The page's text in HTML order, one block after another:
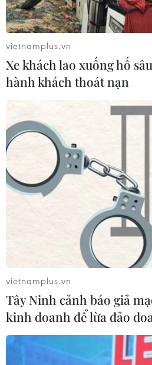
Mưa lớn kéo dài gây thiệt hại
15 tỷ đồng tại Tuyên Quang
06/08/2026 03:03
Quảng Trị ưu tiên đầu tư hoàn
hệ thống xử lý nước thải cụm
nghiệp
06/08/2026 03:03
Pháp mở các điểm tắm
phục vụ người dân trong mùa
Thành phố Hồ Chí Minh triển
dự án trạm trung chuyển rác
nghệ khép kín
06/08/2026 03:01
Sơn La hỗ trợ người dân di
vietnamplus.vn
Xe khách lao xuống hố
hành khách thoát nạn
vietnamplus.vn
Tây Ninh cảnh báo giả
kinh doanh để lừa đảo